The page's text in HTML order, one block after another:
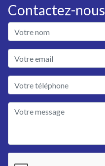
Contactez-nous